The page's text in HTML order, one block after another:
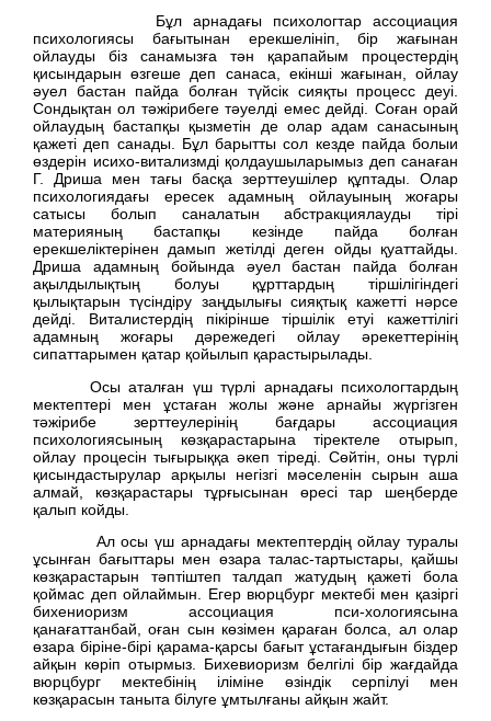
Бұл арнадағы психологтар ассоциация
психологиясы бағытынан ерекшелініп, бір жағынан
ойлауды біз санамызға тән қарапайым процестердің
қисындарын өзгеше деп санаса, екінші жағынан, ойлау
әуел бастан пайда болған түйсік сияқты процесс деуі.
Сондықтан ол тәжірибеге тәуелді емес дейді. Соған орай
ойлаудың бастапқы қызметін де олар адам санасының
қажеті деп санады. Бұл барытты сол кезде пайда болыи
өздерін исихо-витализмді қолдаушыларымыз деп санаған
Г. Дриша мен тағы басқа зерттеушілер құптады. Олар
психологиядағы ересек адамның ойлауының жоғары
сатысы болып саналатын абстракциялауды тірі
материяның бастапқы кезінде пайда болған
ерекшеліктерінен дамып жетілді деген ойды қуаттайды.
Дриша адамның бойында әуел бастан пайда болған
ақылдылықтың болуы құрттардың тіршілігіндегі
қылықтарын түсіндіру заңдылығы сияқтық кажетті нәрсе
дейді. Виталистердің пікірінше тіршілік етуі кажеттілігі
адамның жоғары дәрежедегі ойлау әрекеттерінің
сипаттарымен қатар қойылып қарастырылады.
Осы аталған үш түрлі арнадағы психологтардың
мектептері мен ұстаған жолы және арнайы жүргізген
тәжірибе зерттеулерінің бағдары ассоциация
психологиясының көзқарастарына тіректеле отырып,
ойлау процесін тығырыққа әкеп тіреді. Сөйтін, оны түрлі
қисындастырулар арқылы негізгі мәселенін сырын аша
алмай, көзқарастары тұрғысынан өресі тар шеңберде
қалып койды.
Ал осы үш арнадағы мектептердің ойлау туралы
ұсынған бағыттары мен өзара талас-тартыстары, қайшы
көзқарастарын тәптіштеп талдап жатудың қажеті бола
қоймас деп ойлаймын. Егер вюрцбург мектебі мен қазіргі
бихениоризм ассоциация пси-хологиясына
қанағаттанбай, оған сын көзімен қараған болса, ал олар
өзара біріне-бірі қарама-қарсы бағыт ұстағандығын біздер
айқын көріп отырмыз. Бихевиоризм белгілі бір жағдайда
вюрцбург мектебінің іліміне өзіндік серпілуі мен
көзқарасын таныта білуге ұмтылғаны айқын жайт.